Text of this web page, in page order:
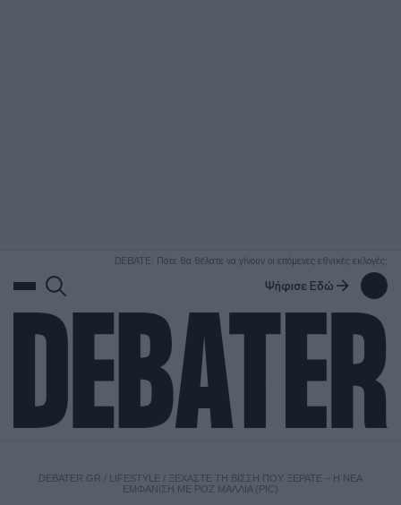
DEBATE: Πότε θα θέλατε να γίνουν οι επόμενες εθνικές εκλογές;
Ψήφισε Εδώ
DEBATER.GR / LIFESTYLE / ΞΕΧΆΣΤΕ ΤΗ ΒΊΣΣΗ ΠΟΥ ΞΈΡΑΤΕ – Η ΝΈΑ
ΕΜΦΆΝΙΣΗ ΜΕ ΡΟΖ ΜΑΛΛΙΆ (PIC)